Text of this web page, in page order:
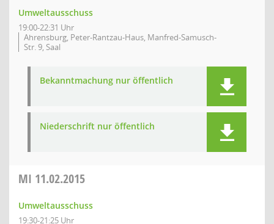
Umweltausschuss
19:00-22:31 Uhr
Ahrensburg, Peter-Rantzau-Haus, Manfred-Samusch-
Str. 9, Saal
Bekanntmachung nur öffentlich
Niederschrift nur öffentlich
MI 11.02.2015
Umweltausschuss
19:30-21:25 Uhr